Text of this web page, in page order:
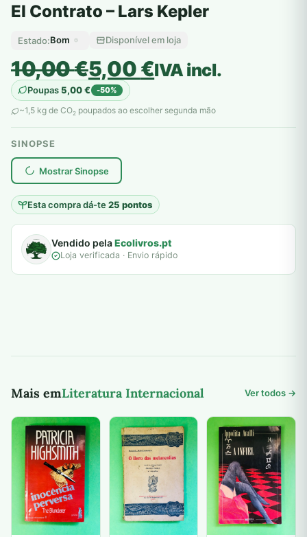
El Contrato – Lars Kepler
Estado:Bom Disponível em loja
10,00€
O
preço
original
era:
10,00 €.
5,00€
O
preço
atual
é:
5,00 €.
IVA incl.
Poupas5,00€ -50%
~1,5 kg de CO2 poupados ao escolher segunda mão
SINOPSE
Mostrar Sinopse
Esta compra dá-te25 pontos
plantar árvores reais
Vendido pelaEcolivros.pt
Loja verificada · Envio rápido
Mais emLiteratura Internacional Ver todos →